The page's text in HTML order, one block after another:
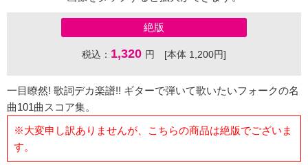
絶版
税込： 1,320 円 [本体 1,200円]
一目瞭然! 歌詞デカ楽譜!! ギターで弾いて歌いたいフォークの名
曲101曲スコア集。
※大変申し訳ありませんが、こちらの商品は絶版でございま
す。